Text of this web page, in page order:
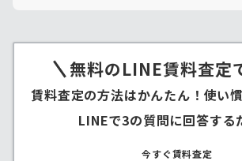
無料のLINE賃料査定
賃料査定の方法はかんたん！使い
LINEで3の質問に回答する
今すぐ賃料査定